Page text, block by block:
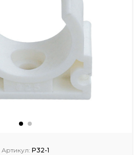
Артикул: P32-1